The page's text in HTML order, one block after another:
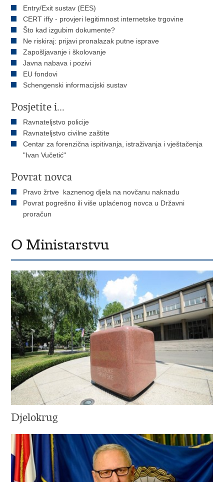
Entry/Exit sustav (EES)
CERT iffy - provjeri legitimnost internetske trgovine
Što kad izgubim dokumente?
Ne riskiraj: prijavi pronalazak putne isprave
Zapošljavanje i školovanje
Javna nabava i pozivi
EU fondovi
Schengenski informacijski sustav
Posjetite i...
Ravnateljstvo policije
Ravnateljstvo civilne zaštite
Centar za forenzična ispitivanja, istraživanja i vještačenja
"Ivan Vučetić"
Povrat novca
Pravo žrtve kaznenog djela na novčanu naknadu
Povrat pogrešno ili više uplaćenog novca u Državni
proračun
O Ministarstvu
Djelokrug